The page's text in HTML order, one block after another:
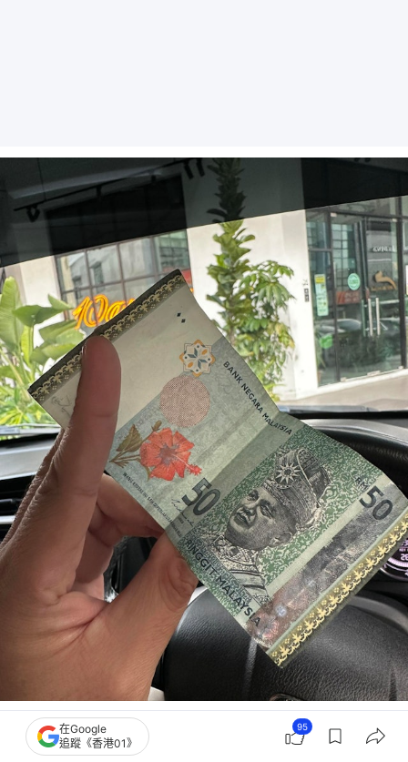
樓主展示兒子給予的50令吉（約99港元）紙幣「早餐費」。
（Threads@takaful_boss.bul）
在Google
追蹤《香港01》
95